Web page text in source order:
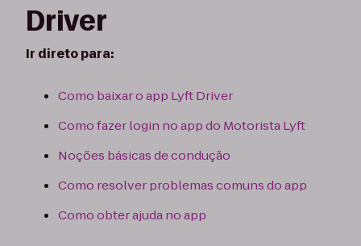
Driver
Ir direto para:
Como baixar o app Lyft Driver
Como fazer login no app do Motorista Lyft
Noções básicas de condução
Como resolver problemas comuns do app
Como obter ajuda no app